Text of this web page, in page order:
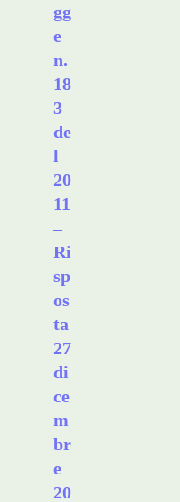
gg
e
n.
18
3
de
l
20
11
–
Ri
sp
os
ta
27
di
ce
m
br
e
20